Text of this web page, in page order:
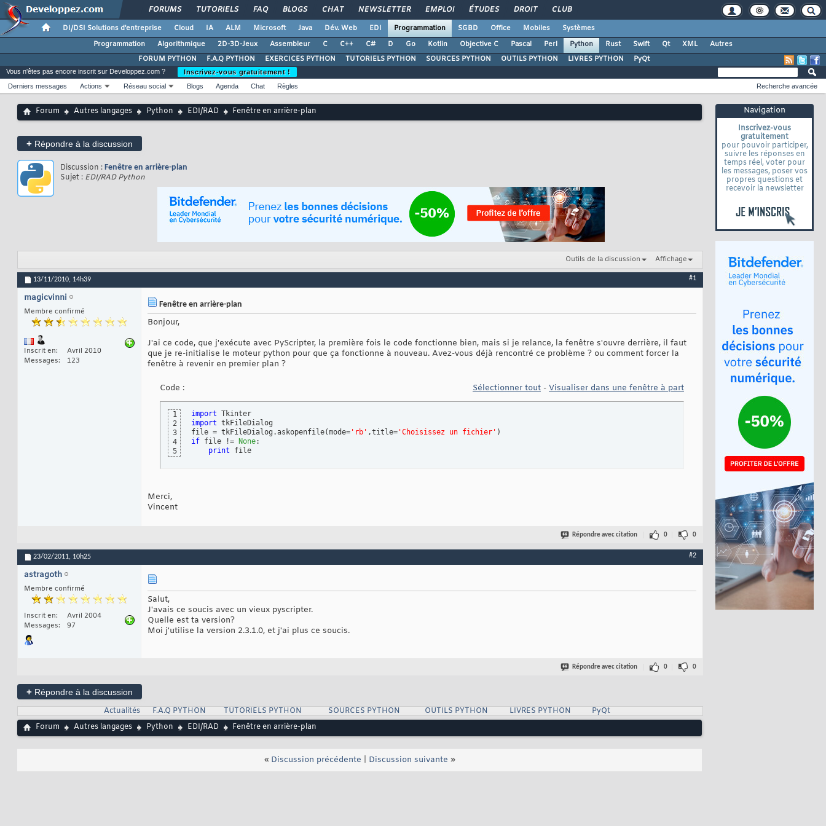
FORUMS TUTORIELS FAQ BLOGS CHAT NEWSLETTER EMPLOI ÉTUDES DROIT CLUB
DI/DSI Solutions d'entreprise Cloud IA ALM Microsoft Java Dév. Web EDI Programmation SGBD Office Mobiles
Systèmes
Programmation
Algorithmique 2D-3D-Jeux Assembleur C C++ C# D Go Kotlin Objective C Pascal Perl Python Rust Swift Qt XML
Autres
FORUM PYTHON
F.A.Q PYTHON EXERCICES PYTHON TUTORIELS PYTHON SOURCES PYTHON OUTILS PYTHON LIVRES PYTHON PyQt
Navigation
Inscrivez-vous
gratuitement
pour pouvoir participer,
suivre les réponses en
temps réel, voter pour
les messages, poser vos
propres questions et
recevoir la newsletter
Vous n'êtes pas encore inscrit sur Developpez.com ?
Inscrivez-vous gratuitement !
Derniers messages
Actions Réseau social Blogs Agenda Chat Règles Recherche avancée
Forum Autres langages Python EDI/RAD Fenêtre en arrière-plan
+ Répondre à la discussion
Discussion : Fenêtre en arrière-plan
Sujet : EDI/RAD Python
Outils de la discussion Affichage
13/11/2010, 14h39 #1
magicvinni
Membre confirmé
Inscrit en
Avril 2010
Messages
123
Fenêtre en arrière-plan
Bonjour,
J'ai ce code, que j'exécute avec PyScripter, la première fois le code fonctionne bien, mais si je relance, la fenêtre s'ouvre derrière, il faut
que je re-initialise le moteur python pour que ça fonctionne à nouveau. Avez-vous déjà rencontré ce problème ? ou comment forcer la
fenêtre à revenir en premier plan ?
Code : Sélectionner tout - Visualiser dans une fenêtre à part
1
2
3
4
5
import
import tkFileDialog
file = tkFileDialog.askopenfile(mode= 'rb' ,title= 'Choisissez un fichier' )
if file != None:
print file
Merci,
Vincent
Répondre avec citation 0 0
23/02/2011, 10h25 #2
astragoth
Membre confirmé
Inscrit en
Avril 2004
Messages
97
Salut,
J'avais ce soucis avec un vieux pyscripter.
Quelle est ta version?
Moi j'utilise la version 2.3.1.0, et j'ai plus ce soucis.
Répondre avec citation 0 0
+ Répondre à la discussion
Actualités
F.A.Q PYTHON TUTORIELS PYTHON SOURCES PYTHON OUTILS PYTHON LIVRES PYTHON
PyQt
Forum
Autres langages Python EDI/RAD Fenêtre en arrière-plan
« Discussion précédente Discussion suivante »